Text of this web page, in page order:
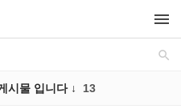


시물 입니다 ↓ 13